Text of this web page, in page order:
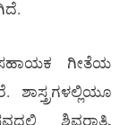
ಸಹಾಯಕ ಗೀತೆಯ
ಶಾಸ್ತ್ರಗಳಲ್ಲಿಯೂ
ಶಿವರಾತ್ರಿ,